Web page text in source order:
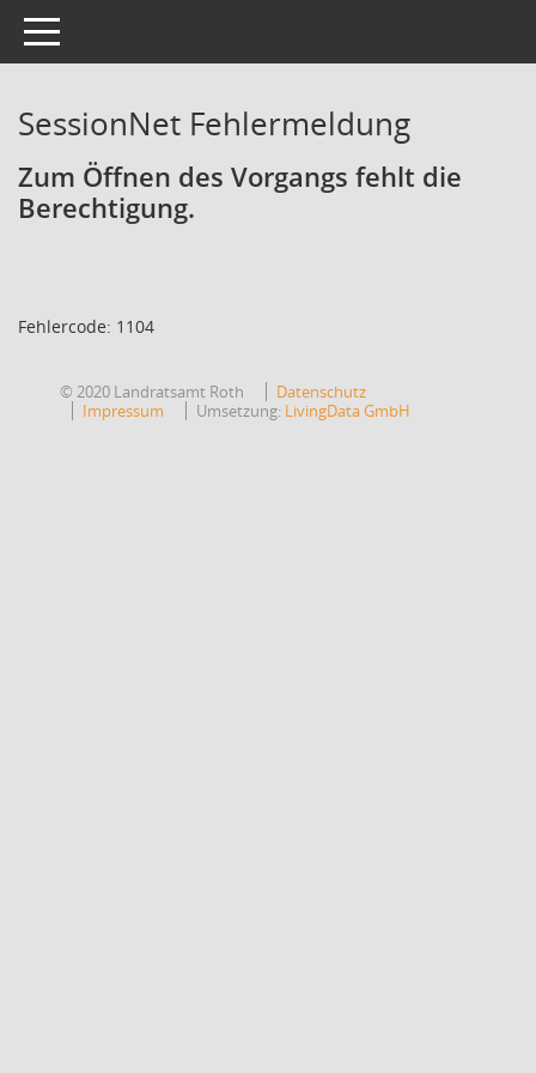
Toggle navigation
SessionNet Fehlermeldung
Zum Öffnen des Vorgangs fehlt die
Berechtigung.
Fehlercode: 1104
© 2020 Landratsamt Roth
Datenschutz
Impressum
Umsetzung: LivingData GmbH